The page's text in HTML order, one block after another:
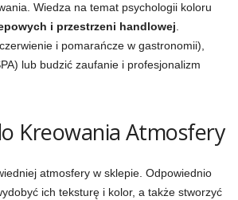
Wiedza na temat psychologii koloru
i przestrzeni handlowej
i pomarańcze w gastronomii),
lub budzić zaufanie i profesjonalizm
Kreowania Atmosfery
atmosfery w sklepie. Odpowiednio
ich teksturę i kolor, a także stworzyć